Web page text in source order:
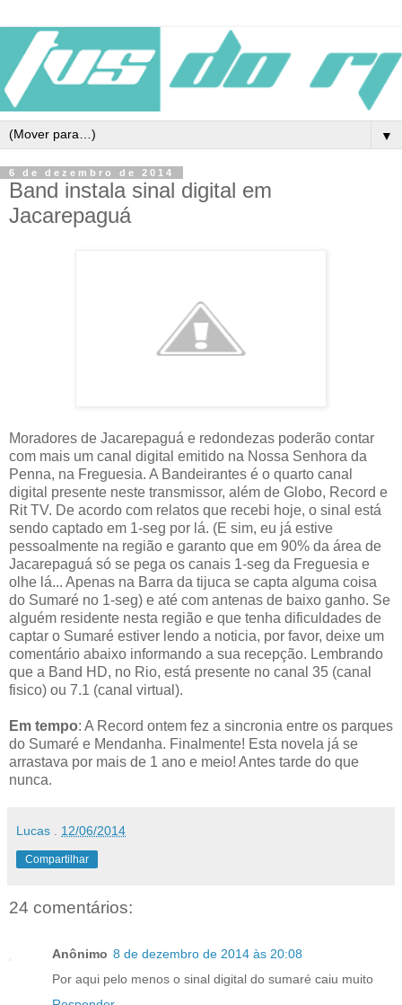
▼
6 de dezembro de 2014
Band instala sinal digital em
Jacarepaguá
Moradores de Jacarepaguá e redondezas poderão contar
com mais um canal digital emitido na Nossa Senhora da
Penna, na Freguesia. A Bandeirantes é o quarto canal
digital presente neste transmissor, além de Globo, Record e
Rit TV. De acordo com relatos que recebi hoje, o sinal está
sendo captado em 1-seg por lá. (E sim, eu já estive
pessoalmente na região e garanto que em 90% da área de
Jacarepaguá só se pega os canais 1-seg da Freguesia e
olhe lá... Apenas na Barra da tijuca se capta alguma coisa
do Sumaré no 1-seg) e até com antenas de baixo ganho. Se
alguém residente nesta região e que tenha dificuldades de
captar o Sumaré estiver lendo a noticia, por favor, deixe um
comentário abaixo informando a sua recepção. Lembrando
que a Band HD, no Rio, está presente no canal 35 (canal
fisico) ou 7.1 (canal virtual).
Em tempo: A Record ontem fez a sincronia entre os parques
do Sumaré e Mendanha. Finalmente! Esta novela já se
arrastava por mais de 1 ano e meio! Antes tarde do que
nunca.
Lucas 12/06/2014
Compartilhar
24 comentários:
Anônimo 8 de dezembro de 2014 às 20:08
Por aqui pelo menos o sinal digital do sumaré caiu muito